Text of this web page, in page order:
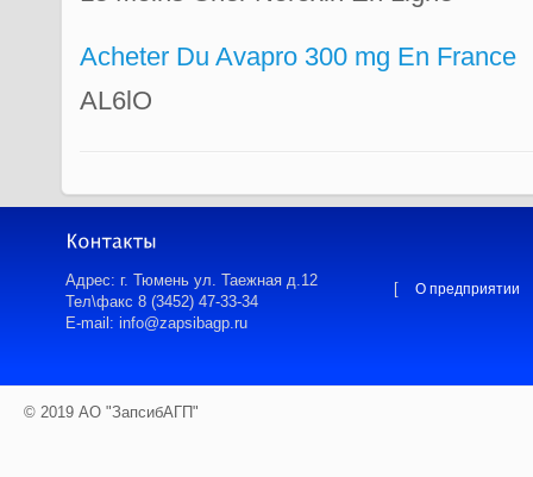
Acheter Du Avapro 300 mg En France
AL6lO
Адрес: г. Тюмень ул. Таежная д.12
Тел\факс 8 (3452) 47-33-34
E-mail: info@zapsibagp.ru
[ О предприятии
© 2019 АО "ЗапсибАГП"